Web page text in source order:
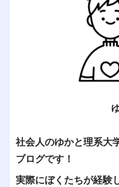
社会人のゆかと理系大
ブログです！
実際にぼくたちが経験